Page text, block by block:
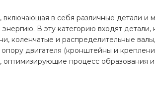
в себя различные детали и
В эту категорию входят
коленчатые и распределительные
двигателя (кронштейны и
процесс образования